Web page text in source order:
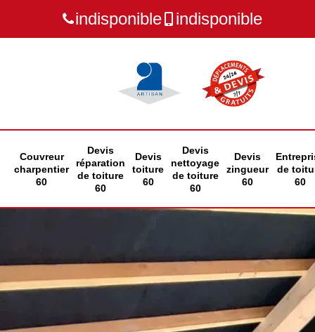
indisponible indisponible
Couvreur
charpentier
60
Devis
réparation
de toiture
60
Devis
toiture
60
Devis
nettoyage
de toiture
60
Devis
zingueur
60
de
60